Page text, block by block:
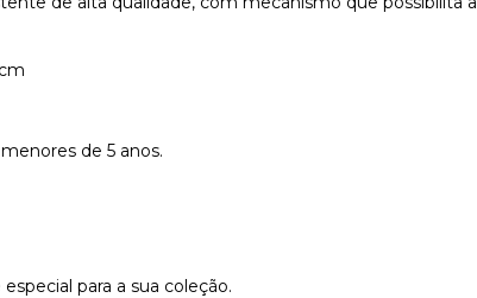
de 5 anos.
para a sua coleção.